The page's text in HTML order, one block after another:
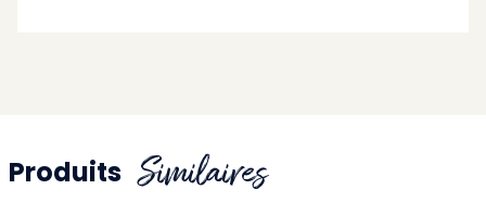
Produits Similaires